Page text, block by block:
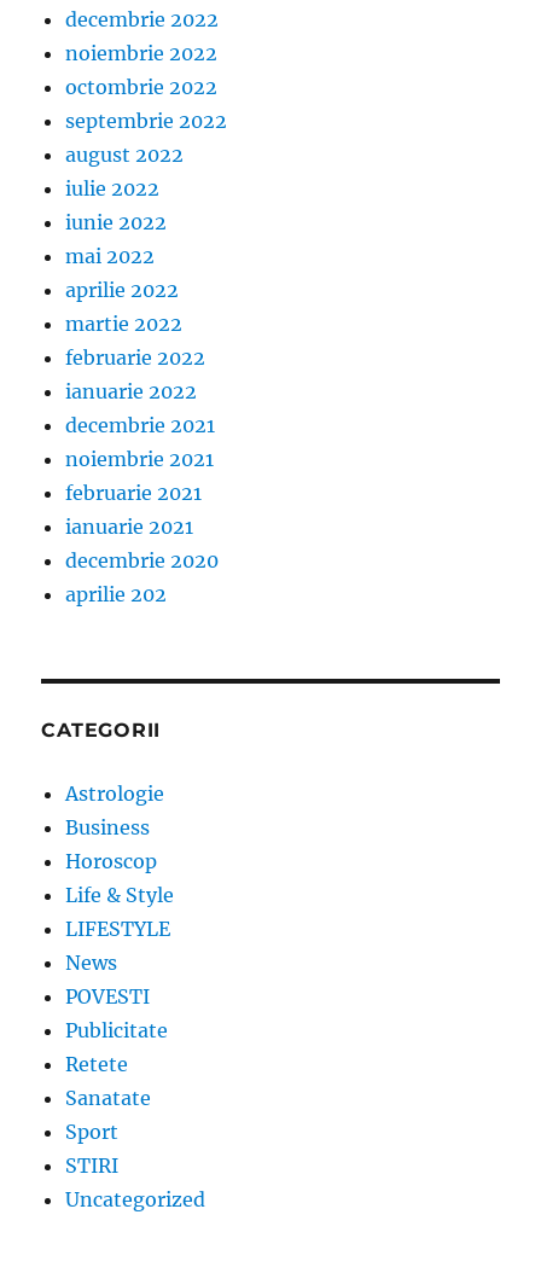
decembrie 2022
noiembrie 2022
octombrie 2022
septembrie 2022
august 2022
iulie 2022
iunie 2022
mai 2022
aprilie 2022
martie 2022
februarie 2022
ianuarie 2022
decembrie 2021
noiembrie 2021
februarie 2021
ianuarie 2021
decembrie 2020
aprilie 202
CATEGORII
Astrologie
Business
Horoscop
Life & Style
LIFESTYLE
News
POVESTI
Publicitate
Retete
Sanatate
Sport
STIRI
Uncategorized